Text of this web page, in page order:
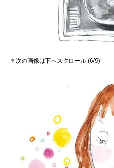
▼次の画像は下へスクロール (6/9)